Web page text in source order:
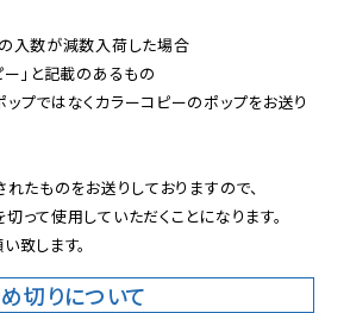
入数が減数入荷した場合
」と記載のあるもの
ップではなくカラーコピーのポップをお送り
たものをお送りしておりますので、
って使用していただくことになります。
致します。
切りについて